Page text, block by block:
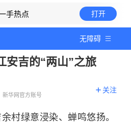
手热点 打开
无障碍
安吉的“两山”之旅
新华网官方账号
关注
村绿意浸染、蝉鸣悠扬。